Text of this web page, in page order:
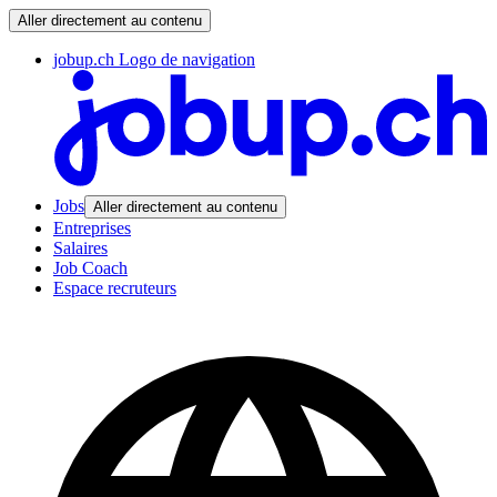
Aller directement au contenu
jobup.ch Logo de navigation
Jobs Aller directement au contenu
Entreprises
Salaires
Job Coach
Espace recruteurs